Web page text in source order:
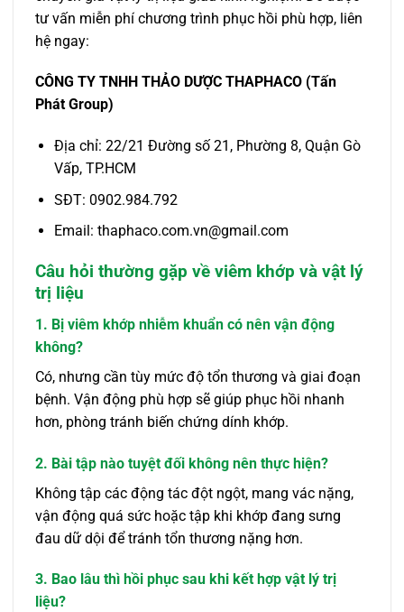
tư vấn miễn phí chương trình phục hồi phù hợp, liên
hệ ngay:
CÔNG TY TNHH THẢO DƯỢC THAPHACO (Tấn
Phát Group)
Địa chỉ: 22/21 Đường số 21, Phường 8, Quận Gò
Vấp, TP.HCM
SĐT: 0902.984.792
Email: thaphaco.com.vn@gmail.com
Câu hỏi thường gặp về viêm khớp và vật lý
trị liệu
1. Bị viêm khớp nhiễm khuẩn có nên vận động
không?
Có, nhưng cần tùy mức độ tổn thương và giai đoạn
bệnh. Vận động phù hợp sẽ giúp phục hồi nhanh
hơn, phòng tránh biến chứng dính khớp.
2. Bài tập nào tuyệt đối không nên thực hiện?
Không tập các động tác đột ngột, mang vác nặng,
vận động quá sức hoặc tập khi khớp đang sưng
đau dữ dội để tránh tổn thương nặng hơn.
3. Bao lâu thì hồi phục sau khi kết hợp vật lý trị
liệu?